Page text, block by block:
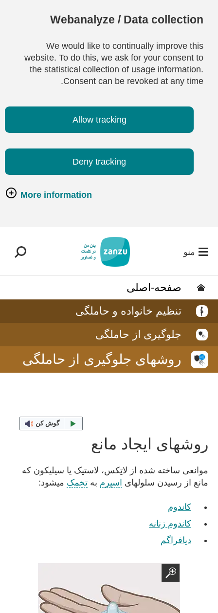
Webanalyze / Data collection
We would like to continually improve this
website. To do this, we ask for your consent to
the statistical collection of usage information.
Consent can be revoked at any time.
Allow tracking
Deny tracking
More information
منو
صفحه-اصلی
تنظیم خانواده و حاملگی
جلوگیری از حاملگی
روشهای جلوگیری از حاملگی
گوش کن
روشهای ایجاد مانع
موانعی ساخته شده از لاتِکس، لاستیک یا سیلیکون که
مانع از رسیدن سلولهای اسپرم به تخمک میشود:
کاندوم
کاندوم زنانه
دیافراگم